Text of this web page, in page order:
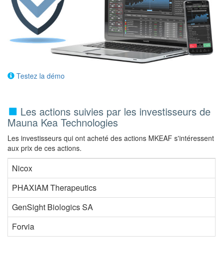
Testez la démo
Les actions suivies par les investisseurs de
Mauna Kea Technologies
Les investisseurs qui ont acheté des actions MKEAF s'intéressent
aux prix de ces actions.
Nicox
PHAXIAM Therapeutics
GenSight Biologics SA
Forvia